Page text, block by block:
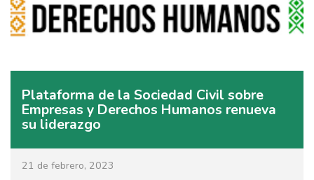
Plataforma de la Sociedad Civil sobre
Empresas y Derechos Humanos renueva
su liderazgo
21 de febrero, 2023